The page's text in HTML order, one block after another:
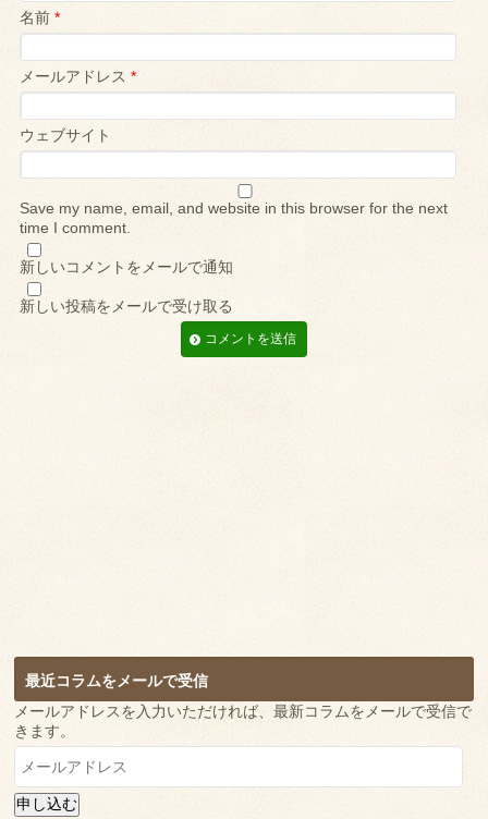
名前*
メールアドレス*
ウェブサイト
Save my name, email, and website in this browser for the next
time I comment.
新しいコメントをメールで通知
新しい投稿をメールで受け取る
最近コラムをメールで受信
メールアドレスを入力いただければ、最新コラムをメールで受信で
きます。
メ
ー
ル
ア
申し込む